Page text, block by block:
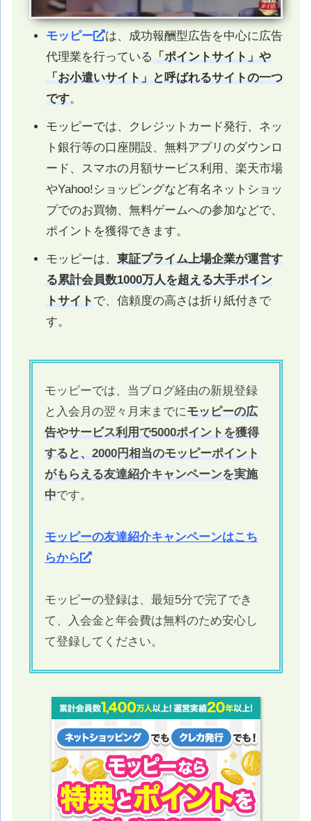
モッピー
は、成功報酬型広告を中心に広告
代理業を行っている 「ポイントサイト」や
「お小遣いサイト」と呼ばれるサイトの一つ
です。
モッピーでは、クレジットカード発行、ネッ
ト銀行等の口座開設、無料アプリのダウンロ
ード、スマホの月額サービス利用、楽天市場
やYahoo!ショッピングなど有名ネットショッ
プでのお買物、無料ゲームへの参加などで、
ポイントを獲得できます。
モッピーは、 東証プライム上場企業が運営す
る累計会員数1000万人を超える大手ポイン
トサイト で、信頼度の高さは折り紙付きで
す。
モッピーでは、当ブログ経由の新規登録
と入会月の翌々月末までにモッピーの広
告やサービス利用で5000ポイントを獲得
すると、2000円相当のモッピーポイント
がもらえる友達紹介キャンペーンを実施
中です。
モッピーの友達紹介キャンペーンはこち
らから
モッピーの登録は、最短5分で完了でき
て、入会金と年会費は無料のため安心し
て登録してください。